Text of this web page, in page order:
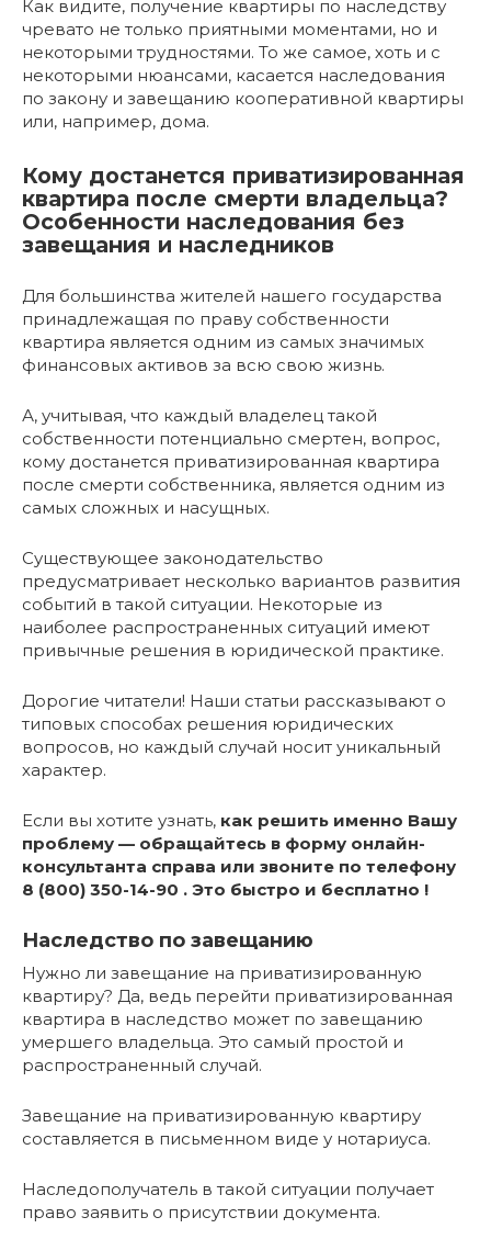
Как видите, получение квартиры по наследству
чревато не только приятными моментами, но и
некоторыми трудностями. То же самое, хоть и с
некоторыми нюансами, касается наследования
по закону и завещанию кооперативной квартиры
или, например, дома.
Кому достанется приватизированная
квартира после смерти владельца?
Особенности наследования без
завещания и наследников
Для большинства жителей нашего государства
принадлежащая по праву собственности
квартира является одним из самых значимых
финансовых активов за всю свою жизнь.
А, учитывая, что каждый владелец такой
собственности потенциально смертен, вопрос,
кому достанется приватизированная квартира
после смерти собственника, является одним из
самых сложных и насущных.
Существующее законодательство
предусматривает несколько вариантов развития
событий в такой ситуации. Некоторые из
наиболее распространенных ситуаций имеют
привычные решения в юридической практике.
Дорогие читатели! Наши статьи рассказывают о
типовых способах решения юридических
вопросов, но каждый случай носит уникальный
характер.
Если вы хотите узнать, как решить именно Вашу
проблему — обращайтесь в форму онлайн-
консультанта справа или звоните по телефону
8 (800) 350-14-90 . Это быстро и бесплатно !
Наследство по завещанию
Нужно ли завещание на приватизированную
квартиру? Да, ведь перейти приватизированная
квартира в наследство может по завещанию
умершего владельца. Это самый простой и
распространенный случай.
Завещание на приватизированную квартиру
составляется в письменном виде у нотариуса.
Наследополучатель в такой ситуации получает
право заявить о присутствии документа.